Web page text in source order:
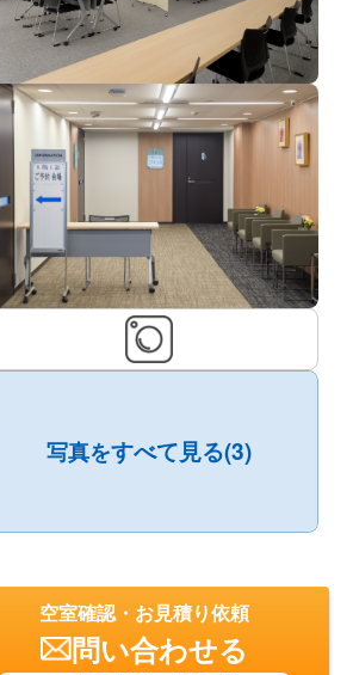
写真をすべて見る(3)
空室確認・お見積り依頼
問い合わせる